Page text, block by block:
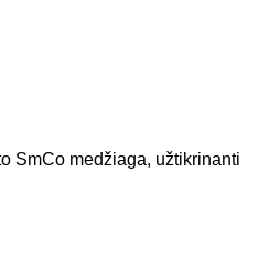
SmCo medžiaga, užtikrinanti